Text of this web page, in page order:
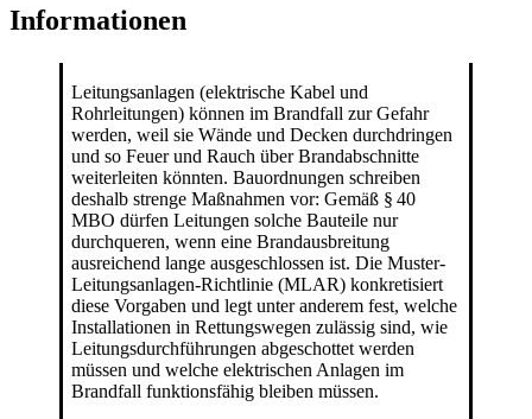
Informationen
Leitungsanlagen (elektrische Kabel und
Rohrleitungen) können im Brandfall zur Gefahr
werden, weil sie Wände und Decken durchdringen
und so Feuer und Rauch über Brandabschnitte
weiterleiten könnten. Bauordnungen schreiben
deshalb strenge Maßnahmen vor: Gemäß § 40
MBO dürfen Leitungen solche Bauteile nur
durchqueren, wenn eine Brandausbreitung
ausreichend lange ausgeschlossen ist. Die Muster-
Leitungsanlagen-Richtlinie (MLAR) konkretisiert
diese Vorgaben und legt unter anderem fest, welche
Installationen in Rettungswegen zulässig sind, wie
Leitungsdurchführungen abgeschottet werden
müssen und welche elektrischen Anlagen im
Brandfall funktionsfähig bleiben müssen.